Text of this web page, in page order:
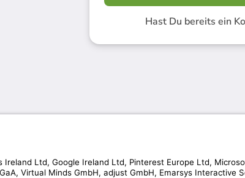
Hast Du bereits ein